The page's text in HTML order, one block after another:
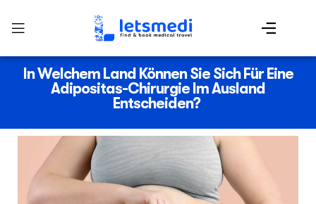
In Welchem Land Können Sie Sich Für Eine
Adipositas-Chirurgie Im Ausland
Entscheiden?